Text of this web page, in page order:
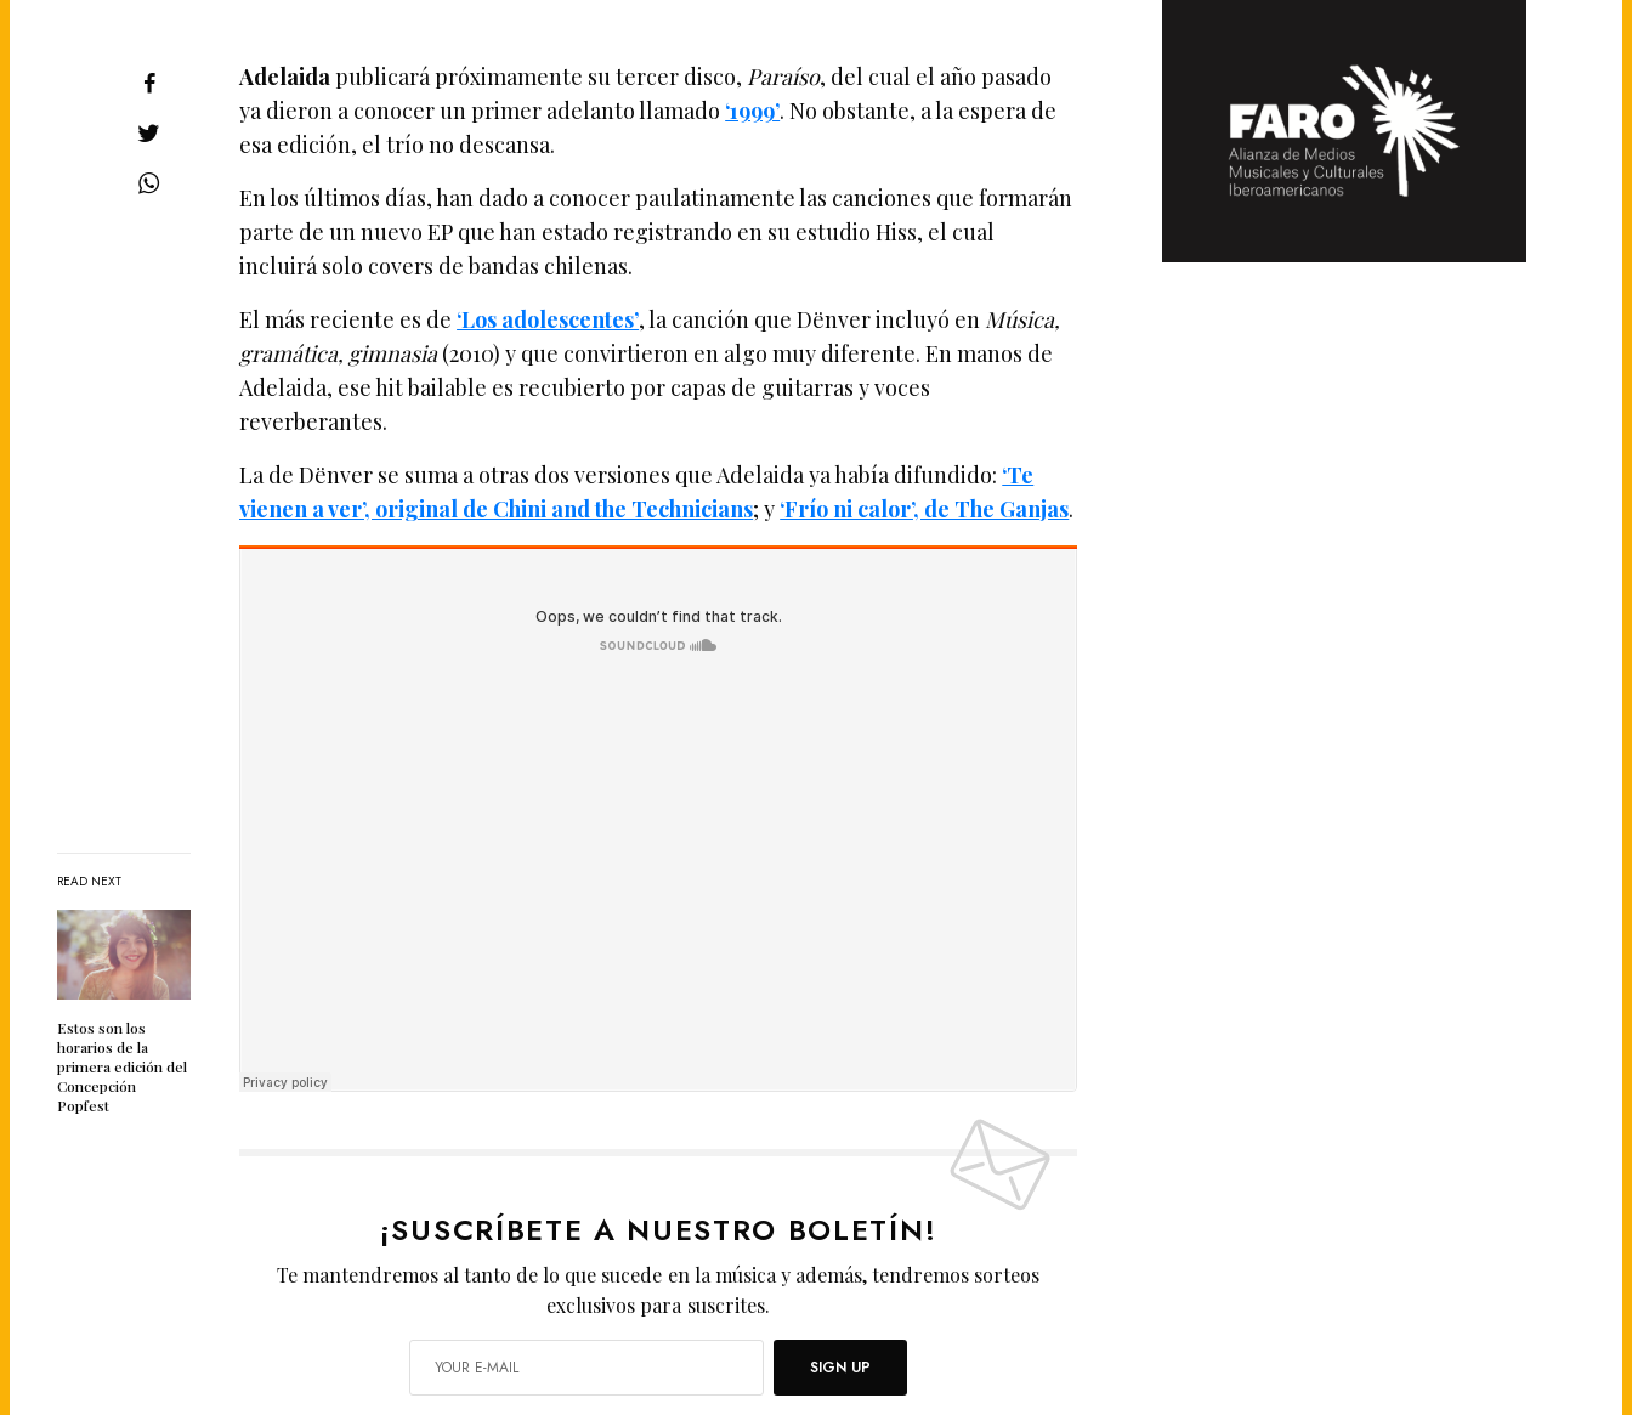
READ NEXT
Estos son los
horarios de la
primera edición del
Concepción
Popfest
Adelaidapublicará próximamente su tercer disco, Paraíso, del cual el año pasado
ya dieron a conocer un primer adelanto llamado ‘1999’. No obstante, a la espera de
esa edición, el trío no descansa.
En los últimos días, han dado a conocer paulatinamente las canciones que formarán
parte de un nuevo EP que han estado registrando en su estudio Hiss, el cual
incluirá solo covers de bandas chilenas.
El más reciente es de ‘Los adolescentes’, la canción que Dënver incluyó en Música,
gramática, gimnasia(2010) y que convirtieron en algo muy diferente. En manos de
Adelaida, ese hit bailable es recubierto por capas de guitarras y voces
reverberantes.
La de Dënver se suma a otras dos versiones que Adelaida ya había difundido: ‘Te
vienen a ver’, original de Chini and the Technicians; y ‘Frío ni calor’, de The Ganjas.
¡SUSCRÍBETE A NUESTRO BOLETÍN!
Te mantendremos al tanto de lo que sucede en la música y además, tendremos sorteos
exclusivos para suscrites.
SIGN UP